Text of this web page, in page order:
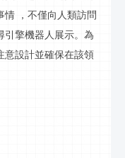
情
，不僅向人類訪問
引擎機器人展示。為
意設計並確保在該領